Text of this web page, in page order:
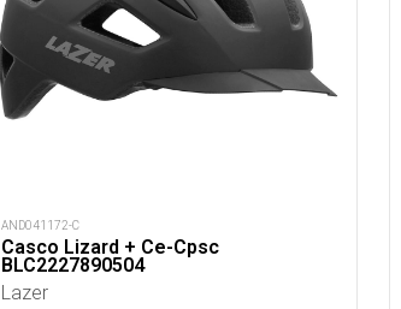
AND041172-C
Casco Lizard + Ce-Cpsc
BLC2227890504
Lazer